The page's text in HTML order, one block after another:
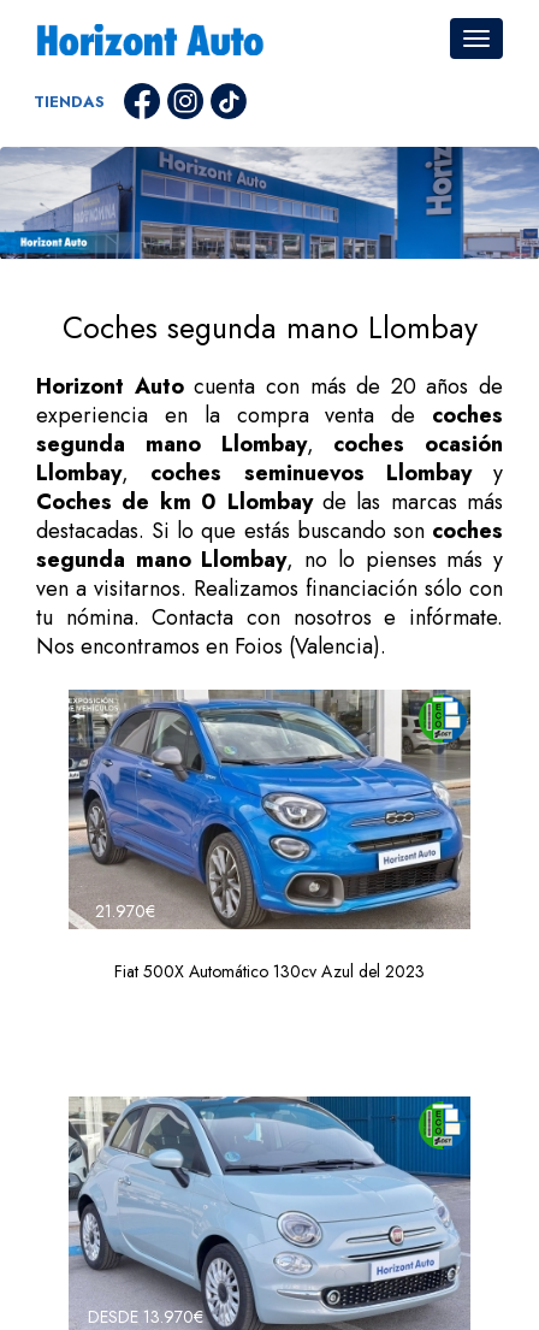
TIENDAS
Coches segunda mano Llombay
Horizont Autocuenta con más de 20 años de
experiencia en la compra venta de coches
segunda mano Llombay, coches ocasión
Llombay, coches seminuevos Llombayy
Coches de km 0 Llombayde las marcas más
destacadas. Si lo que estás buscando son coches
segunda mano Llombay, no lo pienses más y
ven a visitarnos. Realizamos financiación sólo con
tu nómina. Contacta con nosotros e infórmate.
Nos encontramos en Foios (Valencia).
21.970€
Fiat 500X Automático 130cv Azul del 2023
DESDE 13.970€